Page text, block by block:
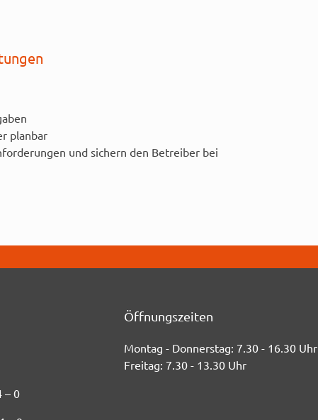
planbar
und sichern den Betreiber bei
– 0
Öffnungszeiten
Montag - Donnerstag: 7.30 - 16.30 Uhr
Freitag: 7.30 - 13.30 Uhr